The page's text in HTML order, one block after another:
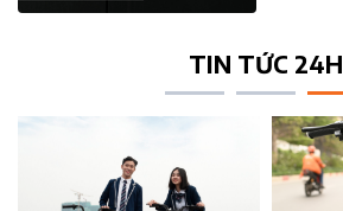
TIN TỨC 24H